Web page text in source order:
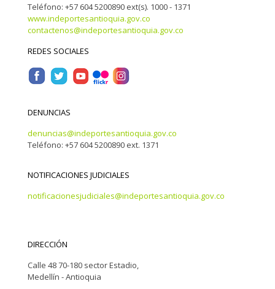
Teléfono: +57 604 5200890 ext(s). 1000 - 1371
www.indeportesantioquia.gov.co
contactenos@indeportesantioquia.gov.co
REDES SOCIALES
DENUNCIAS
denuncias@indeportesantioquia.gov.co
Teléfono: +57 604 5200890 ext. 1371
NOTIFICACIONES JUDICIALES
notificacionesjudiciales@indeportesantioquia.gov.co
DIRECCIÓN
Calle 48 70-180 sector Estadio,
Medellín - Antioquia